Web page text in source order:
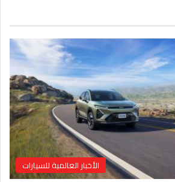
الأخبار العالمية للسيارات